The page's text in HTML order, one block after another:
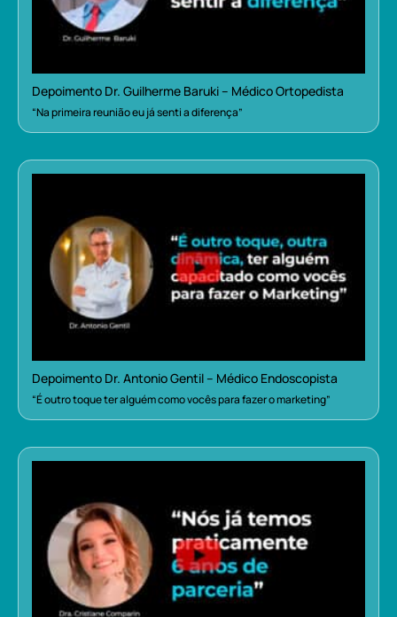
Depoimento Dr. Guilherme Baruki – Médico Ortopedista
“Na primeira reunião eu já senti a diferença”
Depoimento Dr. Antonio Gentil – Médico Endoscopista
“É outro toque ter alguém como vocês para fazer o marketing”